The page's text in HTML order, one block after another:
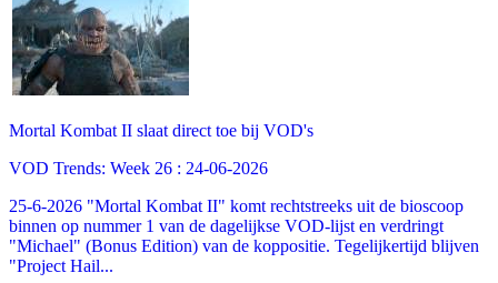
Mortal Kombat II slaat direct toe bij VOD's
VOD Trends: Week 26 : 24-06-2026
25-6-2026 "Mortal Kombat II" komt rechtstreeks uit de bioscoop
binnen op nummer 1 van de dagelijkse VOD-lijst en verdringt
"Michael" (Bonus Edition) van de koppositie. Tegelijkertijd blijven
"Project Hail...